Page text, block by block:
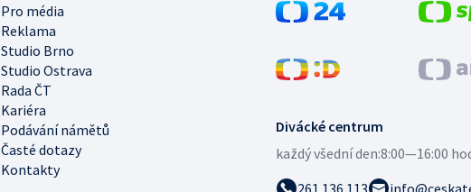
Divácké centrum
každý všední den:8:00—16:00
261 136 113
Pro média
Reklama
Studio Brno
Studio Ostrava
Rada ČT
Kariéra
Podávání námětů
Časté dotazy
Kontakty